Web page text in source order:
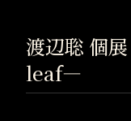
渡辺聡 個
leaf―